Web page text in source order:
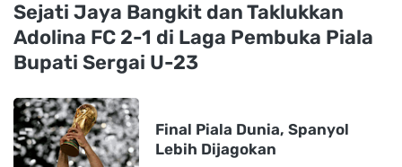
Sejati Jaya Bangkit dan Taklukkan
Adolina FC 2-1 di Laga Pembuka Piala
Bupati Sergai U-23
Final Piala Dunia, Spanyol
Lebih Dijagokan